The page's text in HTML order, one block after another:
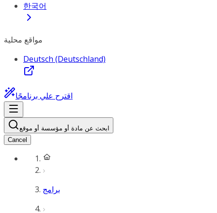
한국어
مواقع محلية
Deutsch (Deutschland)
اقترح علي برنامجًا
ابحث عن مادة أو مؤسسة أو موقع
Cancel
برامج